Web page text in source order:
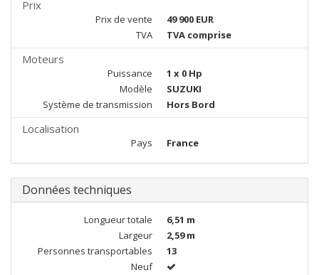
Prix
Prix de vente
49 900 EUR
TVA
TVA comprise
Moteurs
Puissance
1 x 0 Hp
Modèle
SUZUKI
Système de transmission
Hors Bord
Localisation
Pays France
Données techniques
Longueur totale
6,51 m
Largeur
2,59 m
Personnes transportables
13
Neuf